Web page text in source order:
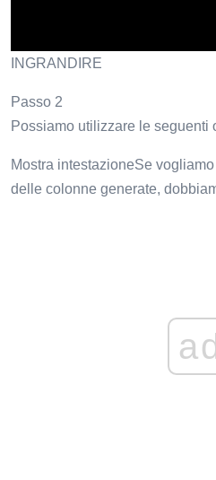
INGRANDIRE
Passo 2
Possiamo utilizzare le seguenti
Mostra intestazioneSe
delle colonne generate,